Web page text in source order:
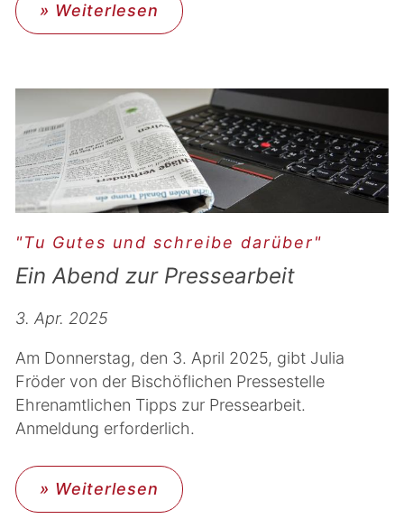
» Weiterlesen
"Tu Gutes und schreibe darüber"
Ein Abend zur Pressearbeit
3. Apr. 2025
Am Donnerstag, den 3. April 2025, gibt Julia
Fröder von der Bischöflichen Pressestelle
Ehrenamtlichen Tipps zur Pressearbeit.
Anmeldung erforderlich.
» Weiterlesen